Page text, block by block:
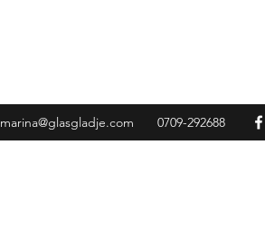
marina@glasgladje.com 0709-292688